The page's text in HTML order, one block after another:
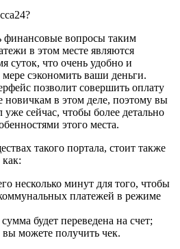
финансовые вопросы таким
в этом месте являются
суток, что очень удобно и
мере сэкономить ваши деньги.
позволит совершить оплату
новичкам в этом деле, поэтому вы
сейчас, чтобы более детально
этого места.
такого портала, стоит также
несколько минут для того, чтобы
платежей в режиме
будет переведена на счет;
можете получить чек.